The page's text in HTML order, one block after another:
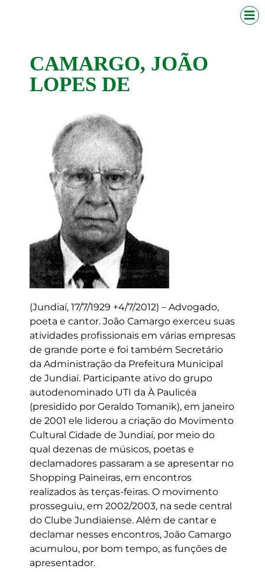
CAMARGO, JOÃO
LOPES DE
(Jundiaí, 17/7/1929 +4/7/2012) – Advogado,
poeta e cantor. João Camargo exerceu suas
atividades profissionais em várias empresas
de grande porte e foi também Secretário
da Administração da Prefeitura Municipal
de Jundiaí. Participante ativo do grupo
autodenominado UTI da À Paulicéa
(presidido por Geraldo Tomanik), em janeiro
de 2001 ele liderou a criação do Movimento
Cultural Cidade de Jundiaí, por meio do
qual dezenas de músicos, poetas e
declamadores passaram a se apresentar no
Shopping Paineiras, em encontros
realizados às terças-feiras. O movimento
prosseguiu, em 2002/2003, na sede central
do Clube Jundiaiense. Além de cantar e
declamar nesses encontros, João Camargo
acumulou, por bom tempo, as funções de
apresentador.